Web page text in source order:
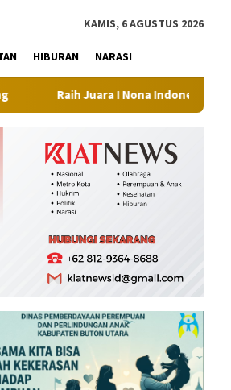
KAMIS, 6 AGUSTUS 2026
HIBURAN NARASI
I Nona Indonesia Sultra 2026, Maliqa